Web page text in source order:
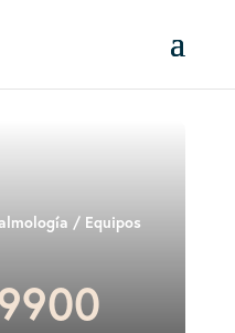
/ Equipos